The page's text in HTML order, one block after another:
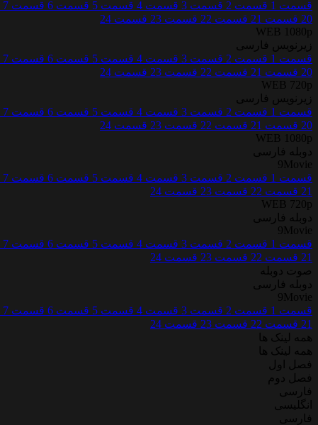
قسمت 1
قسمت 2 قسمت 3 قسمت 4 قسمت 5 قسمت 6 قسمت 7
20 قسمت 21 قسمت 22 قسمت 23
قسمت 24
WEB 1080p
زیرنویس فارسی
قسمت 1
قسمت 2 قسمت 3 قسمت 4 قسمت 5 قسمت 6 قسمت 7
20 قسمت 21 قسمت 22 قسمت 23
قسمت 24
WEB 720p
زیرنویس فارسی
قسمت 1
قسمت 2 قسمت 3 قسمت 4 قسمت 5 قسمت 6 قسمت 7
20 قسمت 21 قسمت 22 قسمت 23
قسمت 24
WEB 1080p
دوبله فارسی
9Movie
قسمت 1
قسمت 2 قسمت 3 قسمت 4 قسمت 5 قسمت 6 قسمت 7
21 قسمت 22 قسمت 23
قسمت 24
WEB 720p
دوبله فارسی
9Movie
قسمت 1
قسمت 2 قسمت 3 قسمت 4 قسمت 5 قسمت 6 قسمت 7
21 قسمت 22 قسمت 23
قسمت 24
صوت دوبله
دوبله فارسی
9Movie
قسمت 1
قسمت 2 قسمت 3 قسمت 4 قسمت 5 قسمت 6 قسمت 7
21 قسمت 22 قسمت 23
قسمت 24
همه لینک ها
همه لینک ها
فصل اول
فصل دوم
فارسی
انگلیسی
فارسی